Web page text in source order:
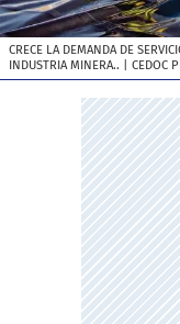
CRECE LA DEMANDA DE
INDUSTRIA MINERA.. | CEDOC